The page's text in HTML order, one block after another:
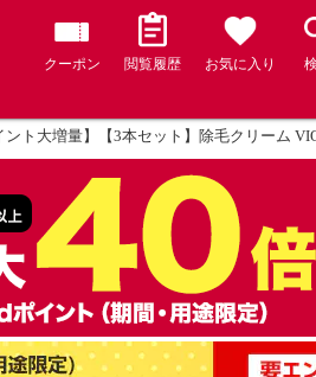
クーポン 閲覧履歴 お気に入り
ント大増量】【3本セット】除毛クリーム